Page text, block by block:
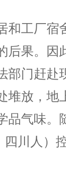
工厂宿
后果。因
部门赶赴
堆放，地
品气味。
川人）